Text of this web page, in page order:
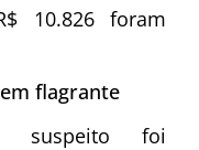
10.826 foram
flagrante
suspeito foi